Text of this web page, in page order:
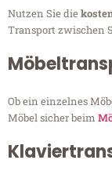
Nutzen Sie die
Transport zwischen
Ob ein einzelnes
Möbel sicher beim